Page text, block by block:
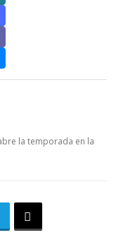
la temporada en la